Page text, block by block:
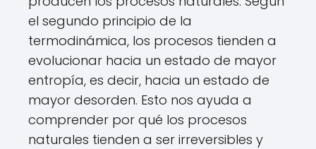
el segundo principio de la
termodinámica, los procesos tienden a
evolucionar hacia un estado de mayor
entropía, es decir, hacia un estado de
mayor desorden. Esto nos ayuda a
comprender por qué los procesos
naturales tienden a ser irreversibles y